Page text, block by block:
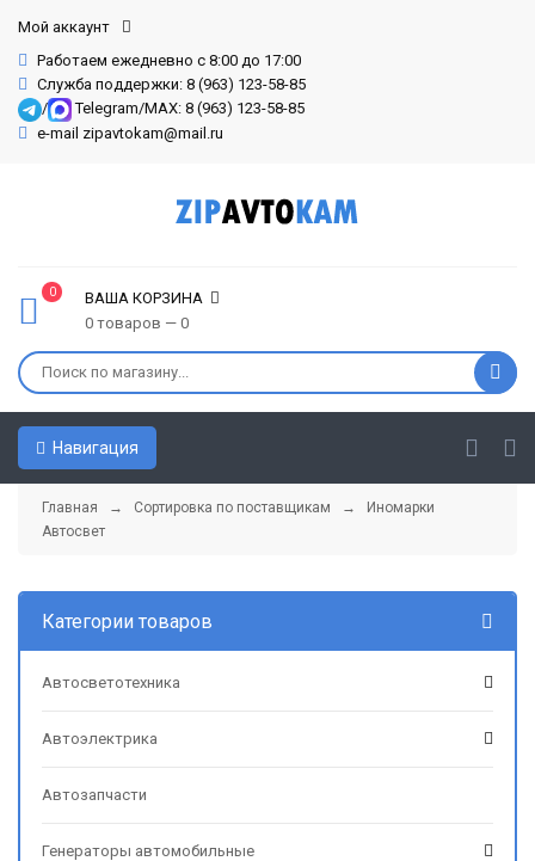
Мой аккаунт
Работаем ежедневно с 8:00 до 17:00
Служба поддержки: 8 (963) 123-58-85
/
Telegram/MAX: 8 (963) 123-58-85
e-mail zipavtokam@mail.ru
0
ВАША КОРЗИНА
0 товаров — 0
Навигация
Главная → Сортировка по поставщикам → Иномарки
Автосвет
Категории товаров
Автосветотехника
Автоэлектрика
Автозапчасти
Генераторы автомобильные